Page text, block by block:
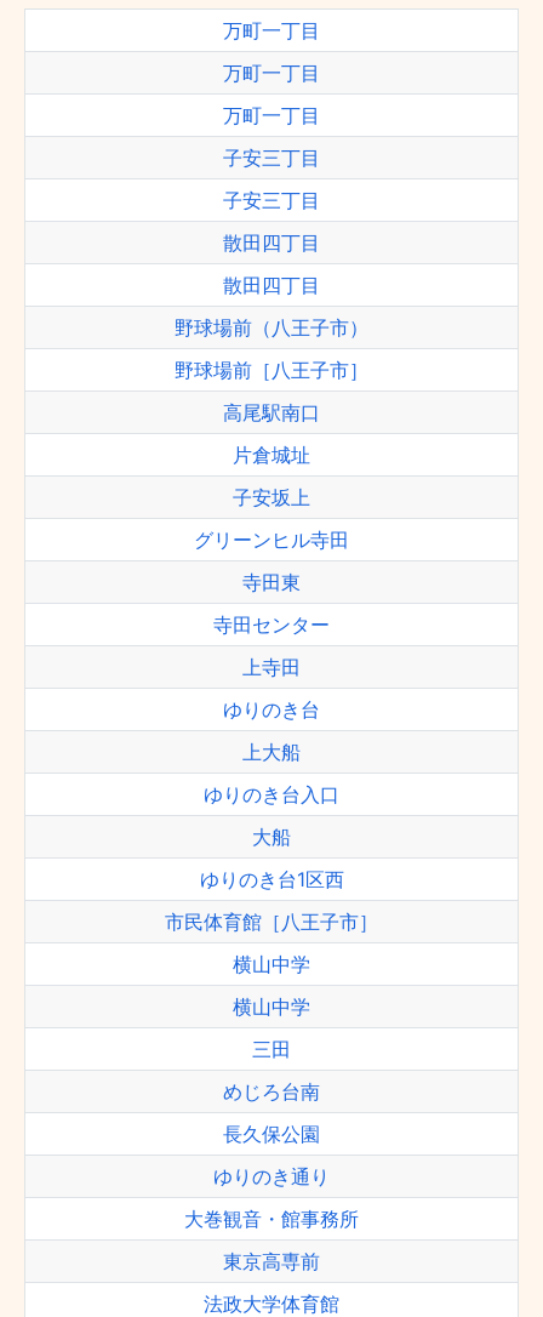
万町一丁目
万町一丁目
万町一丁目
子安三丁目
子安三丁目
散田四丁目
散田四丁目
野球場前（八王子市）
野球場前［八王子市］
高尾駅南口
片倉城址
子安坂上
グリーンヒル寺田
寺田東
寺田センター
上寺田
ゆりのき台
上大船
ゆりのき台入口
大船
ゆりのき台1区西
市民体育館［八王子市］
横山中学
横山中学
三田
めじろ台南
長久保公園
ゆりのき通り
大巻観音・館事務所
東京高専前
法政大学体育館